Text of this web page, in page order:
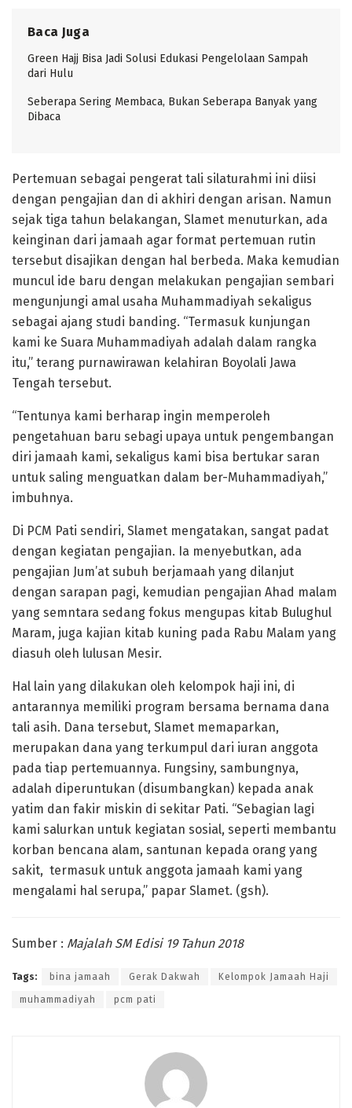
Baca Juga
Green Hajj Bisa Jadi Solusi Edukasi Pengelolaan Sampah
dari Hulu
Seberapa Sering Membaca, Bukan Seberapa Banyak yang
Dibaca
Pertemuan sebagai pengerat tali silaturahmi ini diisi
dengan pengajian dan di akhiri dengan arisan. Namun
sejak tiga tahun belakangan, Slamet menuturkan, ada
keinginan dari jamaah agar format pertemuan rutin
tersebut disajikan dengan hal berbeda. Maka kemudian
muncul ide baru dengan melakukan pengajian sembari
mengunjungi amal usaha Muhammadiyah sekaligus
sebagai ajang studi banding. “Termasuk kunjungan
kami ke Suara Muhammadiyah adalah dalam rangka
itu,” terang purnawirawan kelahiran Boyolali Jawa
Tengah tersebut.
“Tentunya kami berharap ingin memperoleh
pengetahuan baru sebagi upaya untuk pengembangan
diri jamaah kami, sekaligus kami bisa bertukar saran
untuk saling menguatkan dalam ber-Muhammadiyah,”
imbuhnya.
Di PCM Pati sendiri, Slamet mengatakan, sangat padat
dengan kegiatan pengajian. Ia menyebutkan, ada
pengajian Jum’at subuh berjamaah yang dilanjut
dengan sarapan pagi, kemudian pengajian Ahad malam
yang semntara sedang fokus mengupas kitab Bulughul
Maram, juga kajian kitab kuning pada Rabu Malam yang
diasuh oleh lulusan Mesir.
Hal lain yang dilakukan oleh kelompok haji ini, di
antarannya memiliki program bersama bernama dana
tali asih. Dana tersebut, Slamet memaparkan,
merupakan dana yang terkumpul dari iuran anggota
pada tiap pertemuannya. Fungsiny, sambungnya,
adalah diperuntukan (disumbangkan) kepada anak
yatim dan fakir miskin di sekitar Pati. “Sebagian lagi
kami salurkan untuk kegiatan sosial, seperti membantu
korban bencana alam, santunan kepada orang yang
sakit, termasuk untuk anggota jamaah kami yang
mengalami hal serupa,” papar Slamet. (gsh).
Sumber : Majalah SM Edisi 19 Tahun 2018
Tags: bina jamaah Gerak Dakwah Kelompok Jamaah Haji
muhammadiyah pcm pati